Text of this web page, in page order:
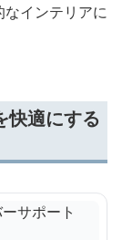
インテリアに
快適にする